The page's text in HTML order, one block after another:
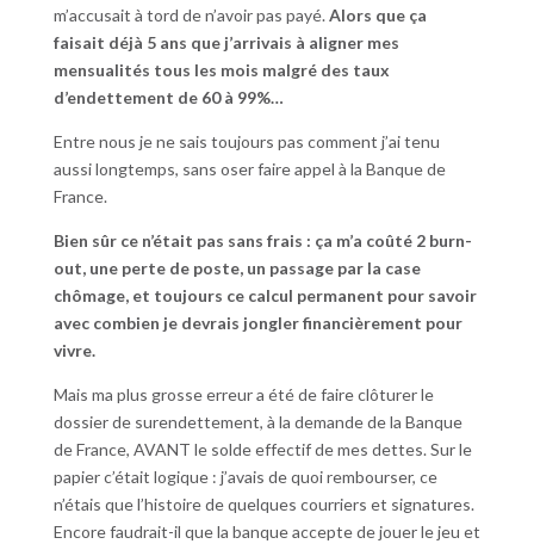
m’accusait à tord de n’avoir pas payé.Alors que ça
faisait déjà 5 ans que j’arrivais à aligner mes
mensualités tous les mois malgré des taux
d’endettement de 60 à 99%…
Entre nous je ne sais toujours pas comment j’ai tenu
aussi longtemps, sans oser faire appel à la Banque de
France.
Bien sûr ce n’était pas sans frais : ça m’a coûté 2 burn-
out, une perte de poste, un passage par la case
chômage, et toujours ce calcul permanent pour savoir
avec combien je devrais jongler financièrement pour
vivre.
Mais ma plus grosse erreur a été de faire clôturer le
dossier de surendettement, à la demande de la Banque
de France, AVANT le solde effectif de mes dettes. Sur le
papier c’était logique : j’avais de quoi rembourser, ce
n’étais que l’histoire de quelques courriers et signatures.
Encore faudrait-il que la banque accepte de jouer le jeu et